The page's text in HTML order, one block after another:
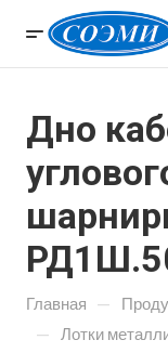
Дно
Главная —
— Лотки